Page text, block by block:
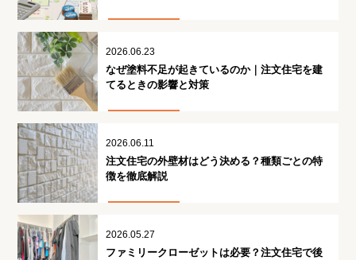
2026.06.23
なぜ塗料不足が起きているのか｜注文住宅を建
てるときの影響と対策
2026.06.11
注文住宅の外壁材はどう決める？種類ごとの特
徴を徹底解説
2026.05.27
ファミリークローゼットは必要？注文住宅で後